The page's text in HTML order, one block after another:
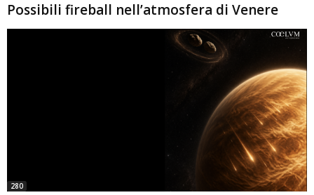
Possibili fireball nell’atmosfera di Venere
280